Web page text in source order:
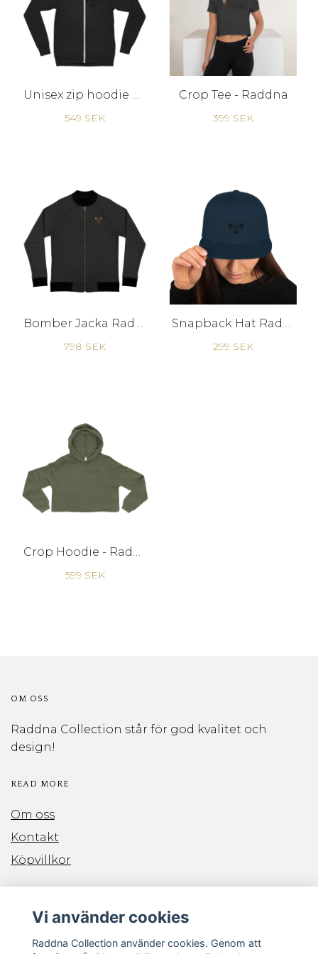
Unisex zip hoodie Raddna B M
549 SEK
Crop Tee - Raddna
399 SEK
Bomber Jacka Raddna G
798 SEK
Snapback Hat Raddna
299 SEK
Crop Hoodie - Raddna B W Y
599 SEK
OM OSS
Raddna Collection står för god kvalitet och
design!
READ MORE
Om oss
Kontakt
Köpvillkor
Vi använder cookies
Raddna Collection använder cookies. Genom att